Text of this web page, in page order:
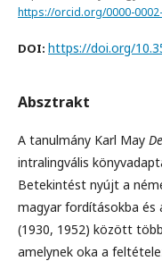
https://orcid.org/0000-
DOI: https://doi.org/
Absztrakt
A tanulmány Karl May
intralingvális
Betekintést nyújt a
magyar fordításokba és
(1930, 1952) között
amelynek oka a